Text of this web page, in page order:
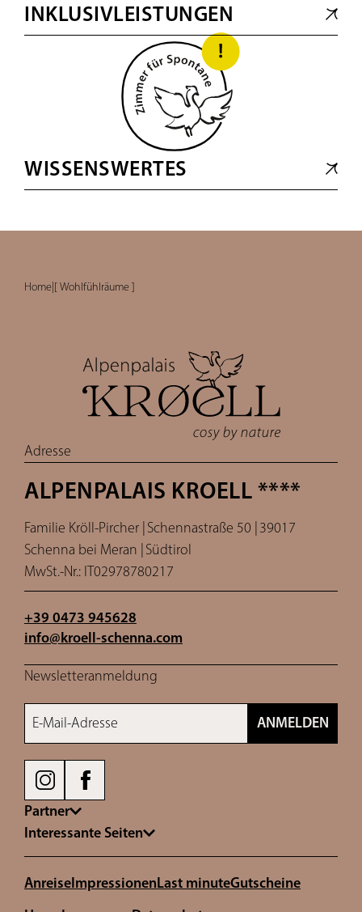
INKLUSIVLEISTUNGEN
WISSENSWERTES
Home [ Wohlfühlräume ]
Adresse
ALPENPALAIS KROELL ****
Familie Kröll-Pircher | Schennastraße 50 | 39017
Schenna bei Meran | Südtirol
MwSt.-Nr.: IT02978780217
+39 0473 945628
info@kroell-schenna.com
Newsletteranmeldung
E-Mail-Adresse ANMELDEN
Partner
Interessante Seiten
AnreiseImpressionenLast minuteGutscheine